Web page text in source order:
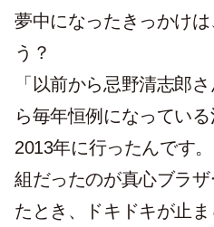
夢中になったきっかけ
う？
「以前から忌野清志郎
ら毎年恒例になってい
2013年に行ったんです
組だったのが真心ブラ
たとき、ドキドキが止